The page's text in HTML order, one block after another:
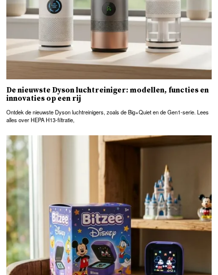
De nieuwste Dyson luchtreiniger: modellen, functies en
innovaties op een rij
Ontdek de nieuwste Dyson luchtreinigers, zoals de Big+Quiet en de Gen1-serie. Lees
alles over HEPA H13-filtratie,